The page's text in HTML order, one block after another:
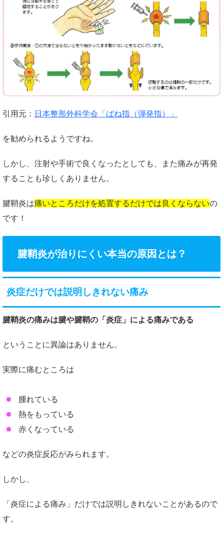
引用元： 日本整形外科学会「ばね指（弾発指）」
を勧められるようですね。
しかし、注射や手術で良くなったとしても、また痛みが再発
することも珍しくありません。
腱鞘炎は痛いところだけを処置するだけでは良くならないの
です！
腱鞘炎が治りにくい本当の原因とは？
炎症だけでは説明しきれない痛み
腱鞘炎の痛みは腱や腱鞘の「炎症」による痛みである
ということに異論はありません。
実際に痛むところは
腫れている
熱をもっている
赤くなっている
などの炎症反応がみられます。
しかし、
「炎症による痛み」だけでは説明しきれないことがあるので
す。